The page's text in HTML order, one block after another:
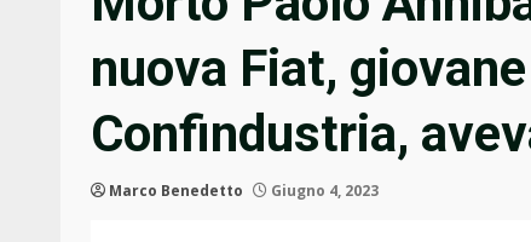
nuova Fiat,
Confindustria,
Marco Benedetto Giugno 4, 2023